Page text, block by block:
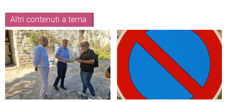
Altri contenuti a tema